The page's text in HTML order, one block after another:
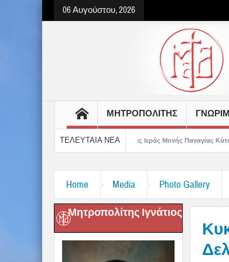
06 Αυγούστου, 2026
ΜΗΤΡΟΠΟΛΙΤΗΣ
ΤΕΛΕΥΤΑΙΑ ΝΕΑ
κελιών της Παλαιάς Ιεράς Μονής Παναγίας Κάτω Ξενιάς
Home Media Photo Gallery
Μητροπολίτης Ιγνάτιος